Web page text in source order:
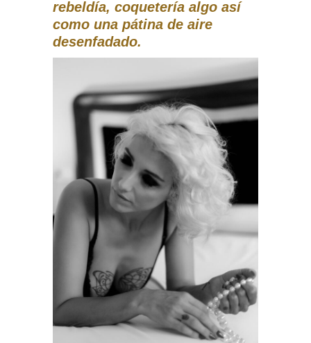
rebeldía, coquetería algo así
como una pátina de aire
desenfadado.